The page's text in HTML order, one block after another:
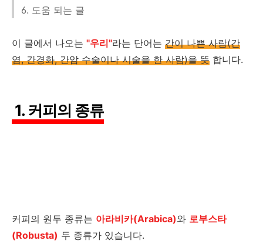
6. 도움 되는 글
이 글에서 나오는 "우리"라는 단어는 간이 나쁜 사람(간
염, 간경화, 간암 수술이나 시술을 한 사람)을 뜻 합니다.
1. 커피의 종류
커피의 원두 종류는 아라비카(Arabica)와 로부스타
(Robusta) 두 종류가 있습니다.